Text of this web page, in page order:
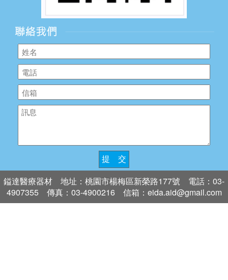
提 交
鎰達醫療器材 地址：桃園市楊梅區新榮路177號 電話：03-
4907355 傳真：03-4900216 信箱：eida.aid@gmail.com